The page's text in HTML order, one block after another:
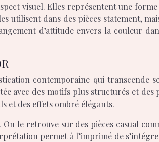
visuel. Elles représentent une
utilisent dans des pièces statement,
d’attitude envers la couleur
contemporaine qui transcende
avec des motifs plus structurés et
et des effets ombré élégants.
le retrouve sur des pièces casual
permet à l’imprimé de